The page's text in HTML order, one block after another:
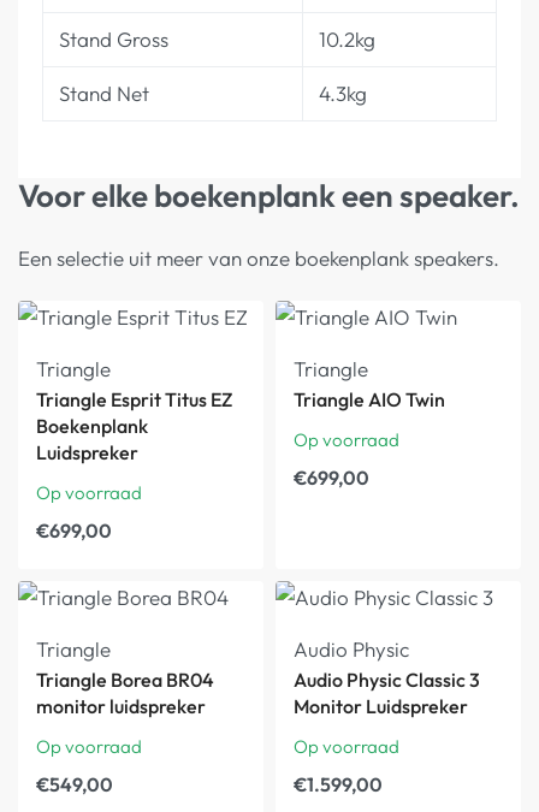
Stand Gross 10.2kg
Stand Net 4.3kg
Voor elke boekenplank een speaker.
Een selectie uit meer van onze boekenplank speakers.
Triangle
Triangle Esprit Titus EZ
Boekenplank
Luidspreker
Op voorraad
€699,00
Triangle
Triangle AIO Twin
Op voorraad
€699,00
Triangle
Triangle Borea BR04
monitor luidspreker
Op voorraad
€549,00
Audio Physic
Audio Physic Classic 3
Monitor Luidspreker
Op voorraad
€1.599,00